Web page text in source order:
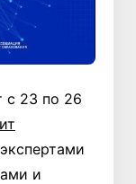
с 23 по 26
и